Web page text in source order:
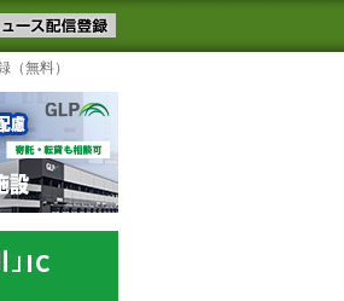
物流ニュースメール配信を登録す
テーマ
（無料）